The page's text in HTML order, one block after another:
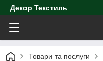
Декор Текстиль
Товари та послуги